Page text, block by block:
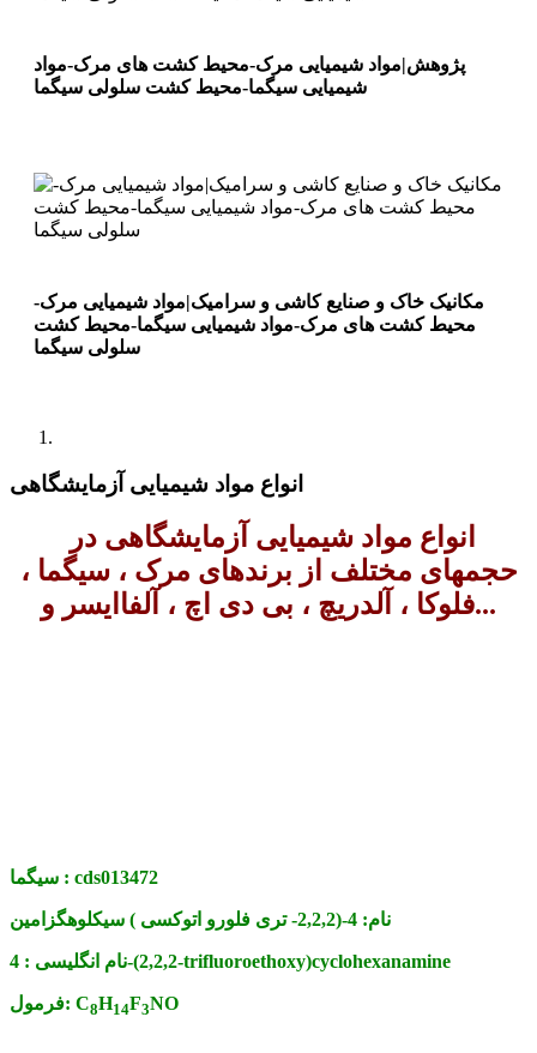
پژوهش|مواد شیمیایی مرک-محیط کشت های مرک-مواد
شیمیایی سیگما-محیط کشت سلولی سیگما
مکانیک خاک و صنایع کاشی و سرامیک|مواد شیمیایی مرک-
محیط کشت های مرک-مواد شیمیایی سیگما-محیط کشت
سلولی سیگما
انواع مواد شیمیایی آزمایشگاهی
انواع مواد شیمیایی آزمایشگاهی در
حجمهای مختلف از برندهای مرک ، سیگما ،
فلوکا ، آلدریچ ، بی دی اچ ، آلفاایسر و...
سیگما : cds013472
نام: 4-(2,2,2- تری فلورو اتوکسی ) سیکلوهگزامین
نام انگلیسی : 4-(2,2,2-trifluoroethoxy)cyclohexanamine
فرمول: C8H14F3NO